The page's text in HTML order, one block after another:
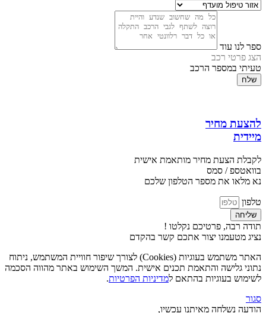
ספר לנו עוד
הצג פרטי רכב
טעיתי במספר הרכב
שלח
להצעת מחיר
מיידית
לקבלת הצעת מחיר מותאמת אישית
בוואטספ / סמס
נא מלאו את מספר הטלפון שלכם
טלפון
שליחה
תודה רבה, פרטיכם נקלטו !
נציג מטעמנו יצור אתכם קשר בהקדם
האתר משתמש בעוגיות (Cookies) לצורך שיפור חוויית המשתמש, ניתוח
נתוני גלישה והתאמת תכנים אישית. המשך השימוש באתר מהווה הסכמה
לשימוש בעוגיות בהתאם למדיניות הפרטיות.
סגור
הודעה נשלחה מאיתנו עכשיו,